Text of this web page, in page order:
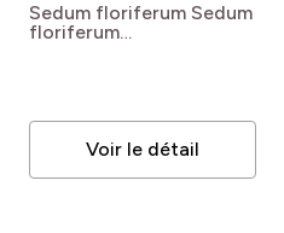
Sedum floriferum Sedum
floriferum
Voir le détail